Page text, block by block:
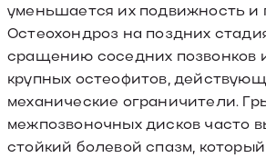
уменьшается их подвижность и
Остеохондроз на поздних
сращению соседних позвонков
крупных остеофитов,
механические ограничители.
межпозвоночных дисков часто
стойкий болевой спазм,